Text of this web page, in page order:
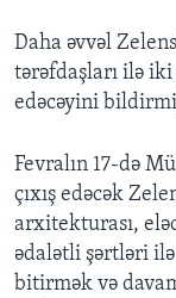
Daha əvvəl
tərəfdaşları ilə
edəcəyini
Fevralın 17-də
çıxış edəcək
arxitekturası,
ədalətli şərtləri
bitirmək və